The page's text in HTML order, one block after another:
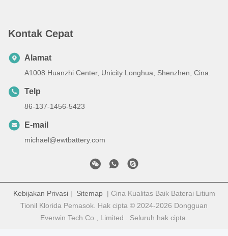
Kontak Cepat
Alamat
A1008 Huanzhi Center, Unicity Longhua, Shenzhen, Cina.
Telp
86-137-1456-5423
E-mail
michael@ewtbattery.com
Kebijakan Privasi| Sitemap| Cina Kualitas Baik Baterai Litium
Tionil Klorida Pemasok. Hak cipta © 2024-2026 Dongguan
Everwin Tech Co., Limited . Seluruh hak cipta.